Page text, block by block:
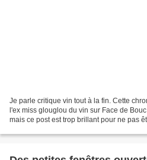
Je parle critique vin tout à la fin. Cette
l'ex miss glouglou du vin sur Face de
mais ce post est trop brillant pour ne pas